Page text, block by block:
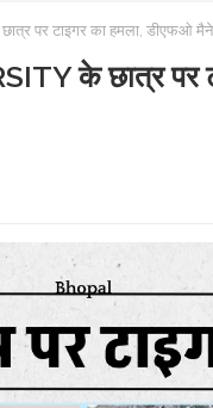
पर टाइगर का हमला, डीएफओ
के छात्र पर